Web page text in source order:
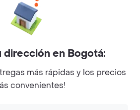
Facebook
Twitter
Instagram
Inc. All rights reserved.
dirección en Bogotá:
más rápidas y los precios
convenientes!